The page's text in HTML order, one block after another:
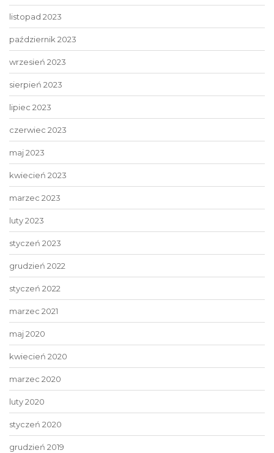
listopad 2023
październik 2023
wrzesień 2023
sierpień 2023
lipiec 2023
czerwiec 2023
maj 2023
kwiecień 2023
marzec 2023
luty 2023
styczeń 2023
grudzień 2022
styczeń 2022
marzec 2021
maj 2020
kwiecień 2020
marzec 2020
luty 2020
styczeń 2020
grudzień 2019